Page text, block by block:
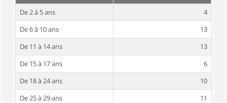
De 2 à 5 ans
4
De 6 à 10 ans
13
De 11 à 14 ans
13
De 15 à 17 ans
6
De 18 à 24 ans
10
De 25 à 29 ans
11